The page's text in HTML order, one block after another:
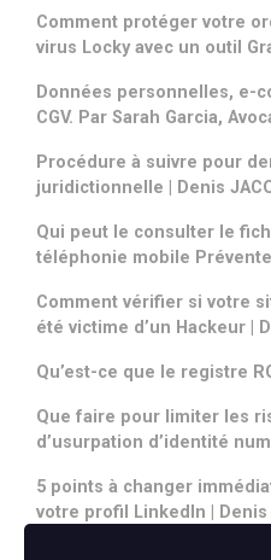
Comment protéger votre
virus Locky avec un outil
Données personnelles, e-
CGV. Par Sarah Garcia,
Procédure à suivre pour
juridictionnelle | Denis
Qui peut le consulter le
téléphonie mobile Préventel
Comment vérifier si votre
été victime d’un Hackeur |
Qu’est-ce que le registre
Que faire pour limiter les
d’usurpation d’identité
5 points à changer
votre profil LinkedIn | Denis